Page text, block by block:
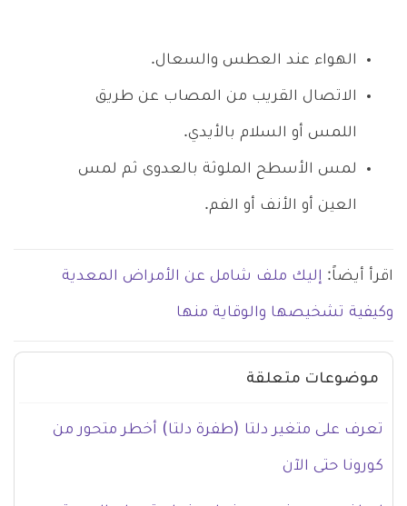
الهواء عند العطس والسعال.
الاتصال القريب من المصاب عن طريق
اللمس أو السلام بالأيدي.
لمس الأسطح الملوثة بالعدوى ثم لمس
العين أو الأنف أو الفم.
اقرأ أيضاً: إليك ملف شامل عن الأمراض المعدية
وكيفية تشخيصها والوقاية منها
موضوعات متعلقة
تعرف على متغير دلتا (طفرة دلتا) أخطر متحور من
كورونا حتى الآن